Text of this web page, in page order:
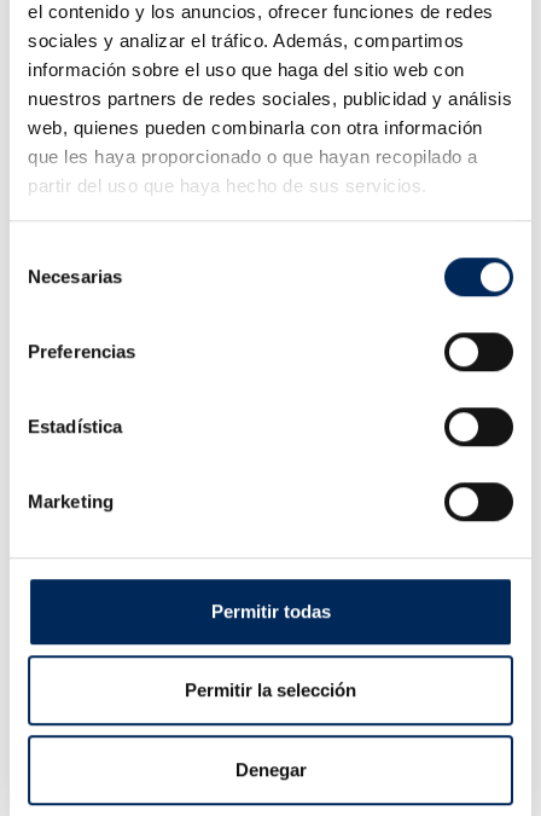
el contenido y los anuncios, ofrecer funciones de redes
sociales y analizar el tráfico. Además, compartimos
información sobre el uso que haga del sitio web con
nuestros partners de redes sociales, publicidad y análisis
web, quienes pueden combinarla con otra información
que les haya proporcionado o que hayan recopilado a
partir del uso que haya hecho de sus servicios.
Necesarias
Preferencias
Estadística
Marketing
Permitir todas
Permitir la selección
Denegar
Dimensiones del embalaje
540 x 310 x 220 mm.
Peso
7 Kg.
+ Más info
Referencia: 10/TRT1301S
AÑADIR AL CARRITO
Posibilidad de recoger en
(sin costes de transporte)
Online desde 2011